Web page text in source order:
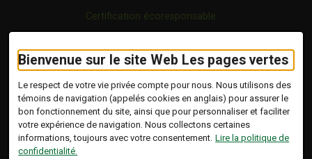
Bienvenue sur le site Web Les pages vertes
Le respect de votre vie privée compte pour nous. Nous utilisons des
témoins de navigation (appelés cookies en anglais) pour assurer le
bon fonctionnement du site, ainsi que pour personnaliser et faciliter
votre expérience de navigation. Nous collectons certaines
informations, toujours avec votre consentement. Lire la politique de
confidentialité.
Certification écoresponsable
Vidéo
Blogue
Copyright © 2026 Tous droits réservés.
Les Pages Vertes | Répertoire d'entreprises
écoresponsables.